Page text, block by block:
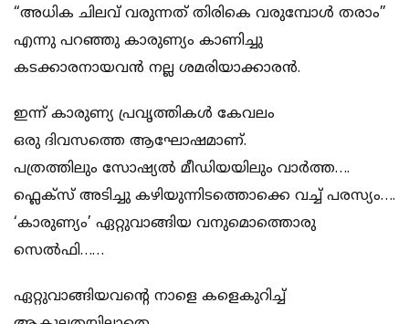
“അധിക ചിലവ് വരുന്നത് തിരികെ വരുമ്പോൾ തരാം”
എന്നു പറഞ്ഞു കാരുണ്യം കാണിച്ചു
കടക്കാരനായവൻ നല്ല ശമരിയാക്കാരൻ.
ഇന്ന് കാരുണ്യ പ്രവൃത്തികൾ കേവലം
ഒരു ദിവസത്തെ ആഘോഷമാണ്.
പത്രത്തിലും സോഷ്യൽ മീഡിയയിലും വാർത്ത….
ഫ്ലെക്സ് അടിച്ചു കഴിയുന്നിടത്തൊക്കെ വച്ച് പരസ്യം….
‘കാരുണ്യം’ ഏറ്റുവാങ്ങിയ വനുമൊത്തൊരു
സെൽഫി……
ഏറ്റുവാങ്ങിയവൻ്റെ നാളെ കളെകുറിച്ച്